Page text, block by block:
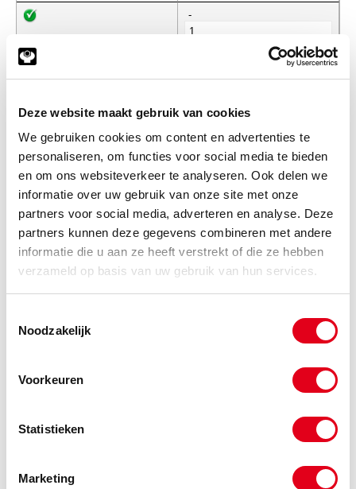
Deze website maakt gebruik van cookies
We gebruiken cookies om content en advertenties te
personaliseren, om functies voor social media te bieden
en om ons websiteverkeer te analyseren. Ook delen we
informatie over uw gebruik van onze site met onze
partners voor social media, adverteren en analyse. Deze
partners kunnen deze gegevens combineren met andere
informatie die u aan ze heeft verstrekt of die ze hebben
verzameld op basis van uw gebruik van hun services.
Noodzakelijk
Voorkeuren
Statistieken
Marketing
-
GE32LO Gelenklager GE32LO
Info Stuks
GE35LO Gelenklager GE35LO
Info Stuks
-
GE50LO